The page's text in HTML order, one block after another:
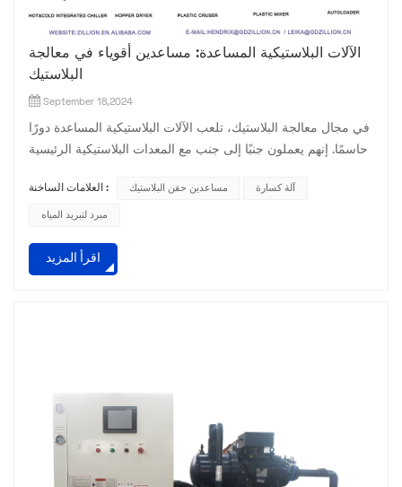
الآلات البلاستيكية المساعدة: مساعدين أقوياء في معالجة
البلاستيك
September 18,2024
في مجال معالجة البلاستيك، تلعب الآلات البلاستيكية المساعدة دورًا
حاسمًا. إنهم يعملون جنبًا إلى جنب مع المعدات البلاستيكية الرئيسية
المساعدة؟ أولاً، يجب ذكر المجفف. في معالجة البلاستيك، يمكن أن
يكون لرطوبة المواد الخام تأثير كبير على جودة المنتج. يقوم
العلامات الساخنة : مساعدين حقن البلاستيك آلة كسارة
مبرد لتبريد المياه
اقرأ المزيد